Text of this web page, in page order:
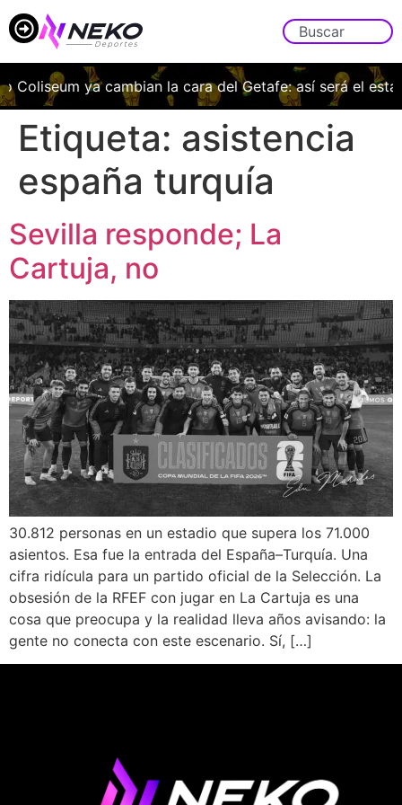
Coliseum ya cambian la cara del Getafe: así será el
Etiqueta: asistencia
españa turquía
Sevilla responde; La
Cartuja, no
30.812 personas en un estadio que supera los 71.000
asientos. Esa fue la entrada del España–Turquía. Una
cifra ridícula para un partido oficial de la Selección. La
obsesión de la RFEF con jugar en La Cartuja es una
cosa que preocupa y la realidad lleva años avisando: la
gente no conecta con este escenario. Sí, […]